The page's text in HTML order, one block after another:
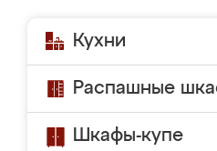
Кухни
Распашные
Шкафы-купе